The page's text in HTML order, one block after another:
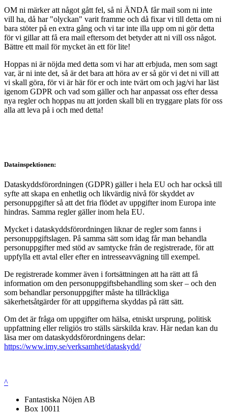
OM ni märker att något gått fel, så ni ÄNDÅ får mail som ni inte
vill ha, då har "olyckan" varit framme och då fixar vi till detta om ni
bara stöter på en extra gång och vi tar inte illa upp om ni gör detta
för vi gillar att få era mail eftersom det betyder att ni vill oss något.
Bättre ett mail för mycket än ett för lite!
Hoppas ni är nöjda med detta som vi har att erbjuda, men som sagt
var, är ni inte det, så är det bara att höra av er så gör vi det ni vill att
vi skall göra, för vi är här för er och inte tvärt om och jag/vi har läst
igenom GDPR och vad som gäller och har anpassat oss efter dessa
nya regler och hoppas nu att jorden skall bli en tryggare plats för oss
alla att leva på i och med detta!
Datainspektionen:
Dataskyddsförordningen (GDPR) gäller i hela EU och har också till
syfte att skapa en enhetlig och likvärdig nivå för skyddet av
personuppgifter så att det fria flödet av uppgifter inom Europa inte
hindras. Samma regler gäller inom hela EU.
Mycket i dataskyddsförordningen liknar de regler som fanns i
personuppgiftslagen. På samma sätt som idag får man behandla
personuppgifter med stöd av samtycke från de registrerade, för att
uppfylla ett avtal eller efter en intresseavvägning till exempel.
De registrerade kommer även i fortsättningen att ha rätt att få
information om den personuppgiftsbehandling som sker – och den
som behandlar personuppgifter måste ha tillräckliga
säkerhetsåtgärder för att uppgifterna skyddas på rätt sätt.
Om det är fråga om uppgifter om hälsa, etniskt ursprung, politisk
uppfattning eller religiös tro ställs särskilda krav. Här nedan kan du
läsa mer om dataskyddsförordningens delar:
https://www.imy.se/verksamhet/dataskydd/
^
Fantastiska Nöjen AB
Box 10011